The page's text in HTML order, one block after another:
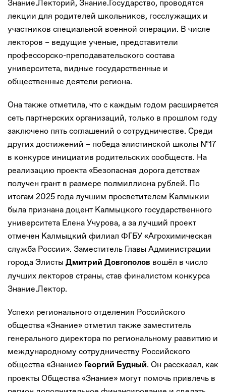
Знание.Лекторий, Знание.Государство, проводятся
лекции для родителей школьников, госслужащих и
участников специальной военной операции. В числе
лекторов – ведущие ученые, представители
профессорско-преподавательского состава
университета, видные государственные и
общественные деятели региона.
Она также отметила, что с каждым годом расширяется
сеть партнерских организаций, только в прошлом году
заключено пять соглашений о сотрудничестве. Среди
других достижений – победа элистинской школы №17
в конкурсе инициатив родительских сообществ. На
реализацию проекта «Безопасная дорога детства»
получен грант в размере полмиллиона рублей. По
итогам 2025 года лучшим просветителем Калмыкии
была признана доцент Калмыцкого государственного
университета Елена Учурова, а за лучший проект
отмечен Калмыцкий филиал ФГБУ «Агрохимическая
служба России». Заместитель Главы Администрации
города Элисты Дмитрий Довгополов вошёл в число
лучших лекторов страны, став финалистом конкурса
Знание.Лектор.
Успехи регионального отделения Российского
общества «Знание» отметил также заместитель
генерального директора по региональному развитию и
международному сотрудничеству Российского
общества «Знание» Георгий Будный. Он рассказал, как
проекты Общества «Знание» могут помочь привлечь в